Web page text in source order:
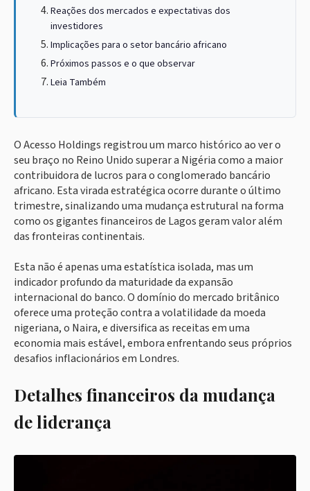
Reações dos mercados e expectativas dos
investidores
Implicações para o setor bancário africano
Próximos passos e o que observar
Leia Também
O Acesso Holdings registrou um marco histórico ao ver o
seu braço no Reino Unido superar a Nigéria como a maior
contribuidora de lucros para o conglomerado bancário
africano. Esta virada estratégica ocorre durante o último
trimestre, sinalizando uma mudança estrutural na forma
como os gigantes financeiros de Lagos geram valor além
das fronteiras continentais.
Esta não é apenas uma estatística isolada, mas um
indicador profundo da maturidade da expansão
internacional do banco. O domínio do mercado britânico
oferece uma proteção contra a volatilidade da moeda
nigeriana, o Naira, e diversifica as receitas em uma
economia mais estável, embora enfrentando seus próprios
desafios inflacionários em Londres.
Detalhes financeiros da mudança
de liderança